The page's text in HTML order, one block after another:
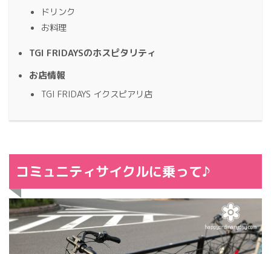
ドリンク
お料理
TGI FRIDAYSのホスピタリティ
お店情報
TGI FRIDAYS イクスピアリ店
コミュニティサイクルに乗って♪